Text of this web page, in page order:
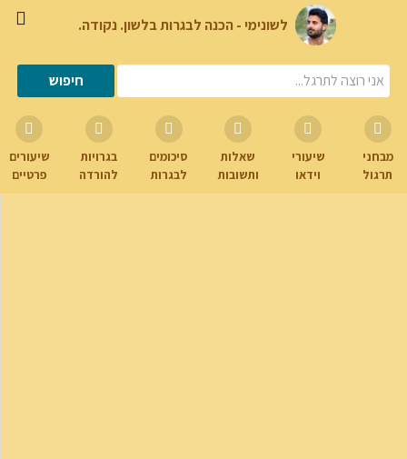
לשונימי - הכנה לבגרות בלשון. נקודה.
מבחני
תרגול
שיעורי
וידאו
שאלות
ותשובות
סיכומים
לבגרות
בגרויות
להורדה
שיעורים
פרטיים